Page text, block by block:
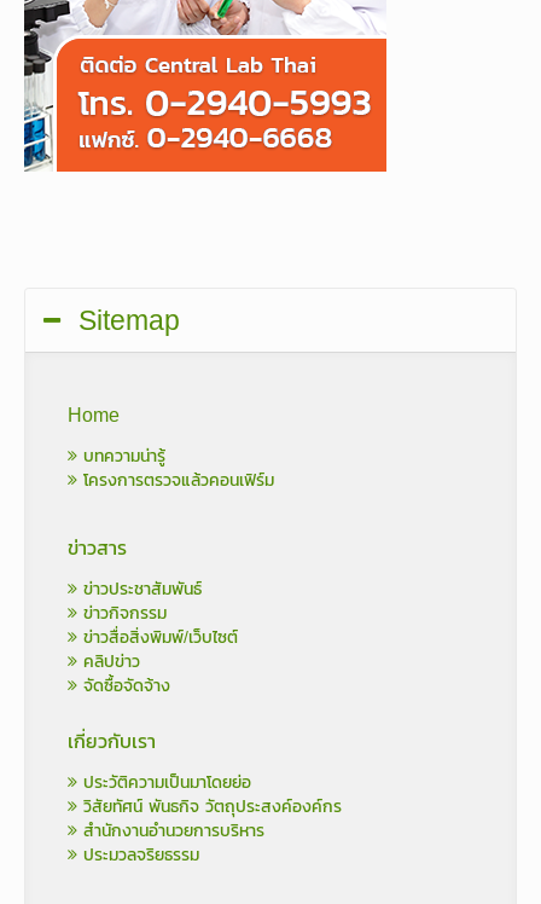
Sitemap
Home
บทความน่ารู้
โครงการตรวจแล้วคอนเฟิร์ม
ข่าวสาร
ข่าวประชาสัมพันธ์
ข่าวกิจกรรม
ข่าวสื่อสิ่งพิมพ์/เว็บไซต์
คลิปข่าว
จัดซื้อจัดจ้าง
เกี่ยวกับเรา
ประวัติความเป็นมาโดยย่อ
วิสัยทัศน์ พันธกิจ วัตถุประสงค์องค์กร
สำนักงานอำนวยการบริหาร
ประมวลจริยธรรม